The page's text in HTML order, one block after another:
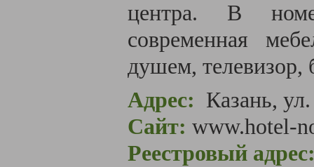
центра. В
современная
душем, телевизор,
Адрес: Казань,
Сайт: www.hotel-
Реестровый